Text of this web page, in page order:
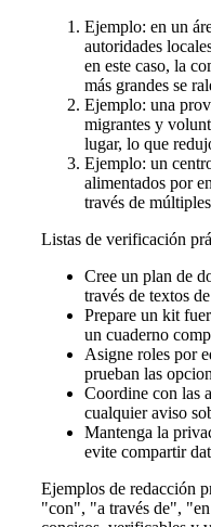
Ejemplo: en un
autoridades
en este caso, la
más grandes se
Ejemplo: una
migrantes y
lugar, lo que
Ejemplo: un
alimentados por
través de
Listas de verificación
Cree un plan de
través de textos
Prepare un kit
un cuaderno
Asigne roles por
prueban las
Coordine con las
cualquier aviso
Mantenga la
evite compartir
Ejemplos de redacción
"con", "a través de",